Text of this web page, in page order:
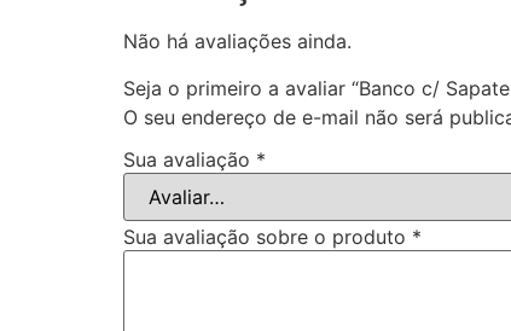
Não há avaliações ainda.
Seja o primeiro a avaliar “Banco c/
O seu endereço de e-mail não será
Sua avaliação *
Sua avaliação sobre o produto *